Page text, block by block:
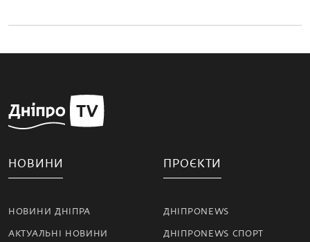
НОВИНИ
НОВИНИ ДНІПРА
АКТУАЛЬНІ НОВИНИ
ПРОЄКТИ
ДНІПРОNEWS
ДНІПРОNEWS СПОРТ